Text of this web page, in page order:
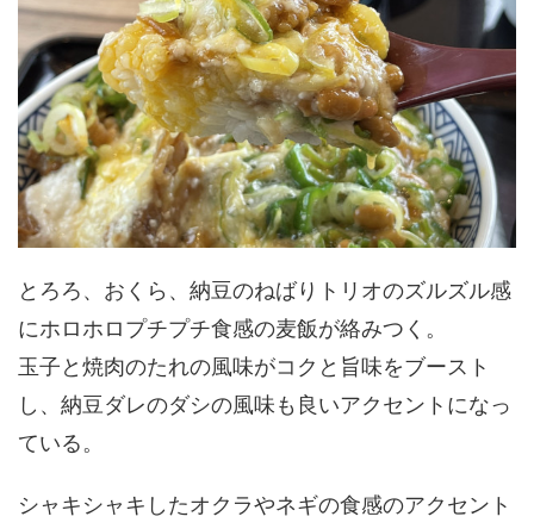
とろろ、おくら、納豆のねばりトリオのズルズル感
にホロホロプチプチ食感の麦飯が絡みつく。
玉子と焼肉のたれの風味がコクと旨味をブースト
し、納豆ダレのダシの風味も良いアクセントになっ
ている。
シャキシャキしたオクラやネギの食感のアクセント